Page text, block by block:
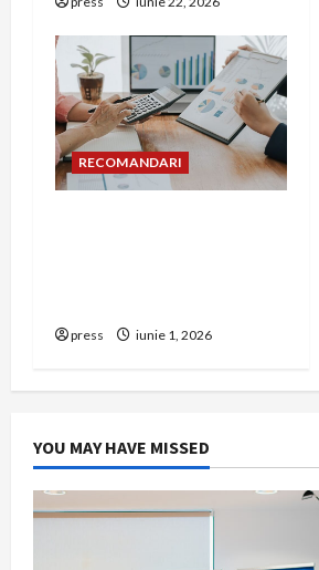
RECOMANDARI
press iunie 1, 2026
YOU MAY HAVE MISSED